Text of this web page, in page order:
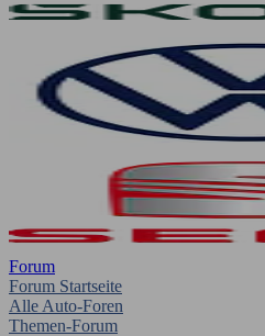
Forum
Forum Startseite
Alle Auto-Foren
Themen-Forum